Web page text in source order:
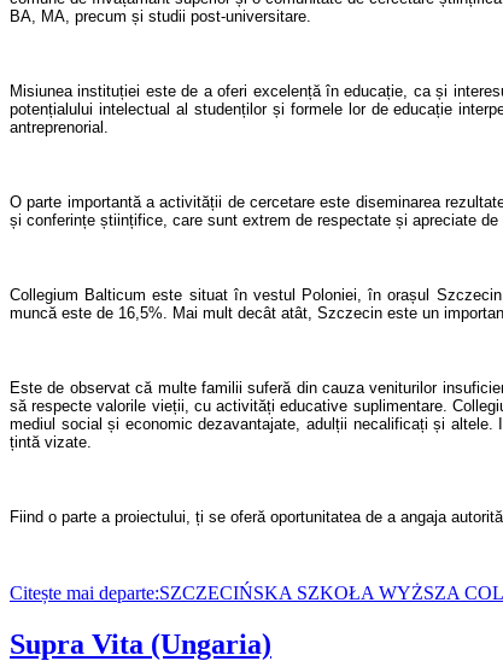
BA, MA, precum și studii post-universitare.
Misiunea instituției este de a oferi excelență în educație, ca și
potențialului intelectual al studenților și formele lor de educație
antreprenorial.
O parte importantă a activității de cercetare este diseminarea
și conferințe științifice, care sunt extrem de respectate și apreciate de
Collegium Balticum este situat în vestul Poloniei, în orașul
muncă este de 16,5%. Mai mult decât atât, Szczecin este un
Este de observat că multe familii suferă din cauzavenituri lor
să respectevalorile vieții, cu activități educative suplimentare.
mediul social și economic dezavantajate, adulții necalificați și
țintă vizate.
Fiind o parte a proiectului, ți se oferă oportunitateade a angaja
Citește mai departe:SZCZECIŃSKA SZKOŁA WYŻSZA
Supra Vita (Ungaria)